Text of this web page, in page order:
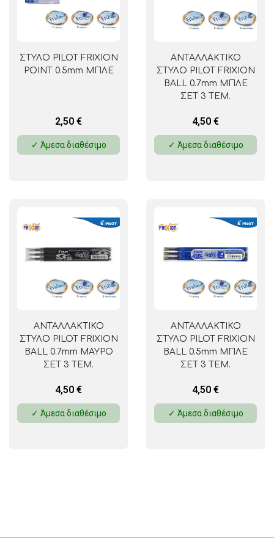
ΣΤΥΛΟ PILOT FRIXION
POINT 0.5mm ΜΠΛΕ
2,50 €
✓ Άμεσα διαθέσιμο
ΑΝΤΑΛΛΑΚΤΙΚΟ
ΣΤΥΛΟ PILOT FRIXION
BALL 0.7mm ΜΠΛΕ
ΣΕΤ 3 ΤΕΜ.
4,50 €
✓ Άμεσα διαθέσιμο
ΑΝΤΑΛΛΑΚΤΙΚΟ
ΣΤΥΛΟ PILOT FRIXION
BALL 0.7mm ΜΑΥΡΟ
ΣΕΤ 3 ΤΕΜ.
4,50 €
✓ Άμεσα διαθέσιμο
ΑΝΤΑΛΛΑΚΤΙΚΟ
ΣΤΥΛΟ PILOT FRIXION
BALL 0.5mm ΜΠΛΕ
ΣΕΤ 3 ΤΕΜ.
4,50 €
✓ Άμεσα διαθέσιμο